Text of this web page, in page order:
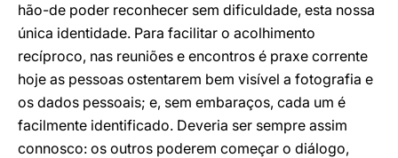
hão-de poder reconhecer sem dificuldade, esta nossa
única identidade. Para facilitar o acolhimento
recíproco, nas reuniões e encontros é praxe corrente
hoje as pessoas ostentarem bem visível a fotografia e
os dados pessoais; e, sem embaraços, cada um é
facilmente identificado. Deveria ser sempre assim
connosco: os outros poderem começar o diálogo,